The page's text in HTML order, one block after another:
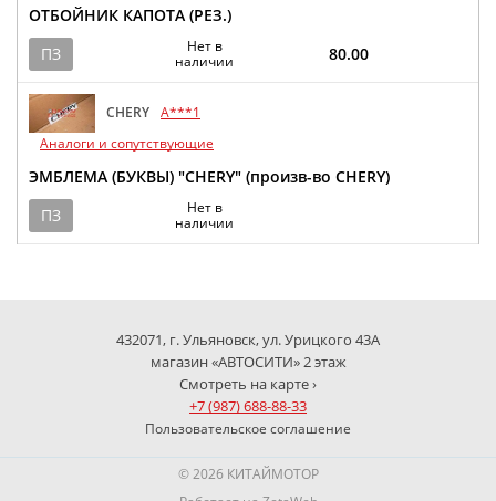
ОТБОЙНИК КАПОТА (РЕЗ.)
ПЗ
Нет в
наличии
80.00
CHERY A***1
Аналоги и сопутствующие
ЭМБЛЕМА (БУКВЫ) "CHERY" (произв-во CHERY)
ПЗ
Нет в
наличии
432071, г. Ульяновск, ул. Урицкого 43А
магазин «АВТОСИТИ» 2 этаж
Смотреть на карте ›
+7 (987) 688-88-33
Пользовательское соглашение
© 2026 КИТАЙМОТОР